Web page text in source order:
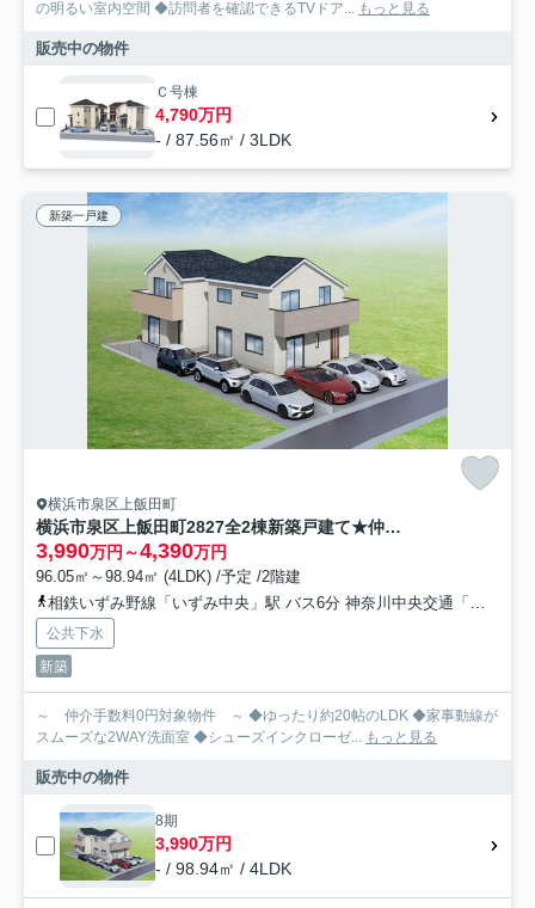
の明るい室内空間 ◆訪問者を確認できるTVドア... もっと見る
販売中の物件
Ｃ号棟
4,790万円
- / 87.56㎡ / 3LDK
新築一戸建
横浜市泉区上飯田町
横浜市泉区上飯田町2827全2棟新築戸建て★仲介手数料無料★（上飯田小学校・上飯田中学校）
3,990万円～4,390万円
96.05㎡～98.94㎡ (4LDK) /予定 /2階建
相鉄いずみ野線「いずみ中央」駅 バス6分 神奈川中央交通「上飯田中学校入口」 停歩6分
公共下水
新築
～ 仲介手数料0円対象物件 ～ ◆ゆったり約20帖のLDK ◆家事動線が
スムーズな2WAY洗面室 ◆シューズインクローゼ... もっと見る
販売中の物件
8期
3,990万円
- / 98.94㎡ / 4LDK